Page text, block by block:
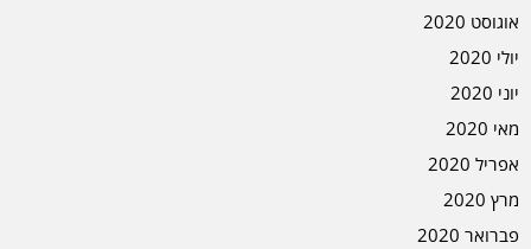
אוגוסט 2020
יולי 2020
יוני 2020
מאי 2020
אפריל 2020
מרץ 2020
פברואר 2020